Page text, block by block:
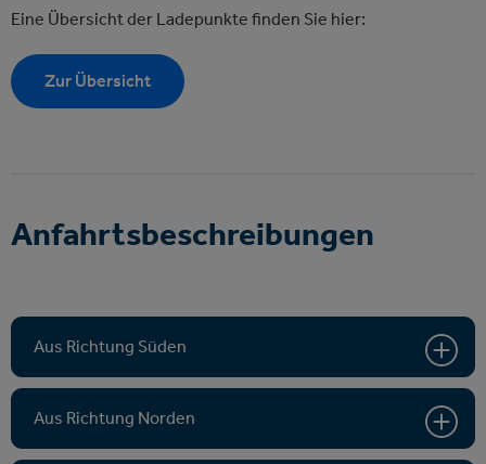
Eine Übersicht der Ladepunkte finden Sie hier:
Zur Übersicht
Anfahrtsbeschreibungen
Aus Richtung Süden
Aus Richtung Norden